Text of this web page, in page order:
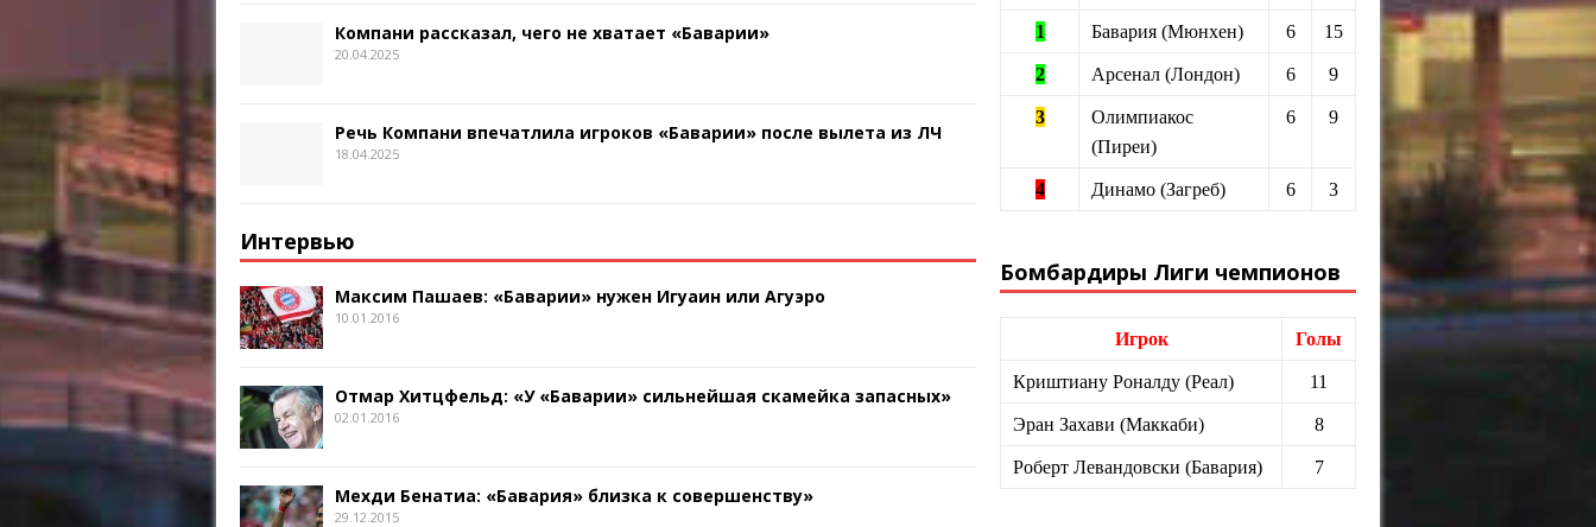
Компани рассказал, чего не хватает «Баварии»
20.04.2025
Речь Компани впечатлила игроков «Баварии» после вылета из ЛЧ
18.04.2025
Интервью
Максим Пашаев: «Баварии» нужен Игуаин или Агуэро
10.01.2016
Отмар Хитцфельд: «У «Баварии» сильнейшая скамейка запасных»
02.01.2016
Мехди Бенатиа: «Бавария» близка к совершенству»
29.12.2015
1 Бавария (Мюнхен) 6 15
2 Арсенал (Лондон) 6 9
3
Олимпиакос
(Пиреи)
6 9
4 Динамо (Загреб) 6 3
Бомбардиры Лиги чемпионов
Игрок Голы
Криштиану Роналду (Реал) 11
Эран Захави (Маккаби) 8
Роберт Левандовски (Бавария) 7